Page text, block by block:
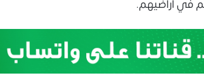
في أراضيهم.